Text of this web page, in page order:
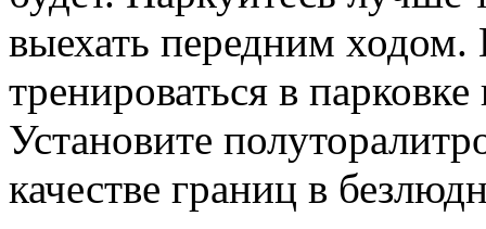
выехать передним
тренироваться в
Установите
качестве границ в